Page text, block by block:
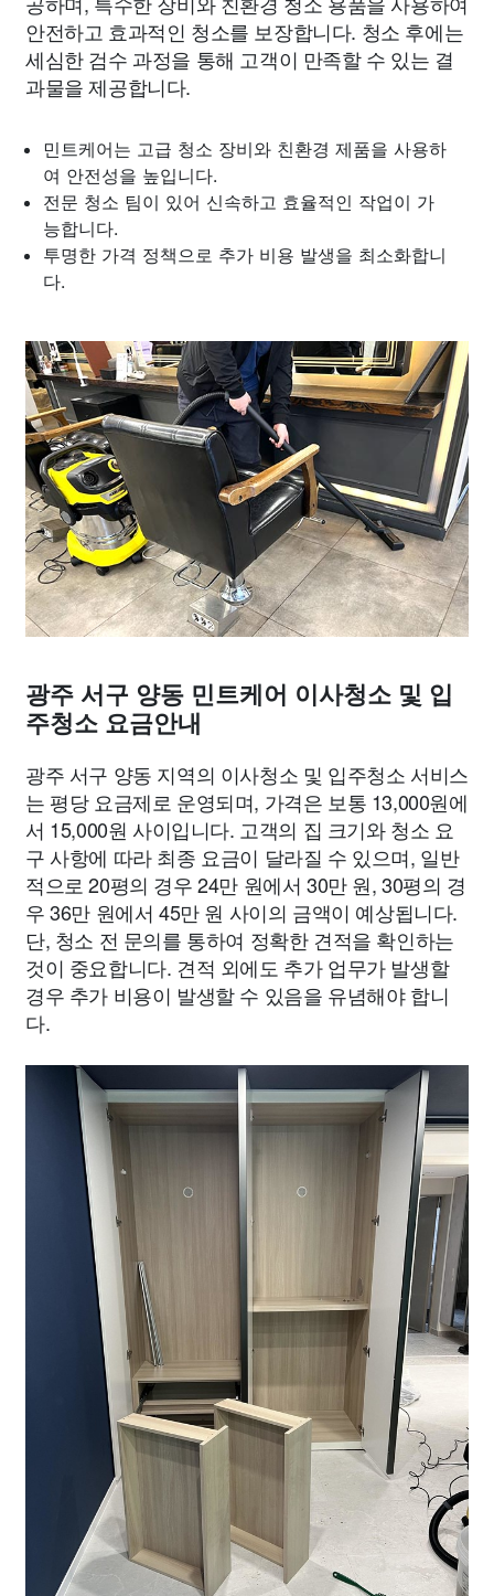
안전하고 효과적인 청소를 보장합니다. 청소 후에는
세심한 검수 과정을 통해 고객이 만족할 수 있는 결
과물을 제공합니다.
민트케어는 고급 청소 장비와 친환경 제품을 사용하
여 안전성을 높입니다.
전문 청소 팀이 있어 신속하고 효율적인 작업이 가
능합니다.
투명한 가격 정책으로 추가 비용 발생을 최소화합니
다.
광주 서구 양동 민트케어 이사청소 및 입
주청소 요금안내
광주 서구 양동 지역의 이사청소 및 입주청소 서비스
는 평당 요금제로 운영되며, 가격은 보통 13,000원에
서 15,000원 사이입니다. 고객의 집 크기와 청소 요
구 사항에 따라 최종 요금이 달라질 수 있으며, 일반
적으로 20평의 경우 24만 원에서 30만 원, 30평의 경
우 36만 원에서 45만 원 사이의 금액이 예상됩니다.
단, 청소 전 문의를 통하여 정확한 견적을 확인하는
것이 중요합니다. 견적 외에도 추가 업무가 발생할
경우 추가 비용이 발생할 수 있음을 유념해야 합니
다.